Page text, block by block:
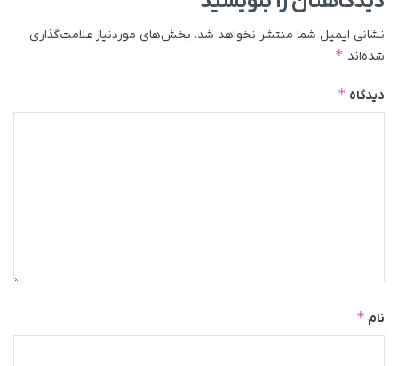
نشانی ایمیل شما منتشر نخواهد شد. بخش‌های موردنیاز علامت‌گذاری
شده‌اند *
دیدگاه *
نام *